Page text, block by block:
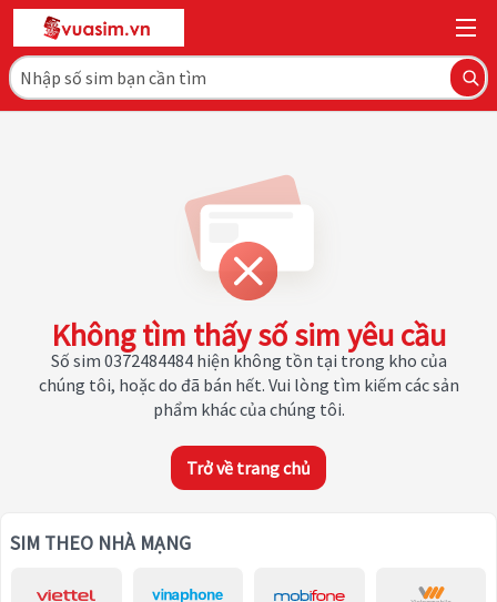
Không tìm thấy số sim yêu cầu
Số sim 0372484484 hiện không tồn tại trong kho của
chúng tôi, hoặc do đã bán hết. Vui lòng tìm kiếm các sản
phẩm khác của chúng tôi.
Trở về trang chủ
SIM THEO NHÀ MẠNG